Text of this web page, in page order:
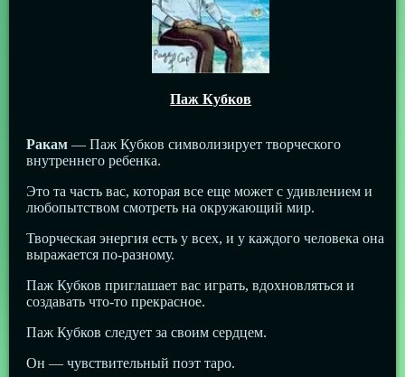
Паж Кубков
Ракам — Паж Кубков символизирует творческого
внутреннего ребенка.
Это та часть вас, которая все еще может с удивлением и
любопытством смотреть на окружающий мир.
Творческая энергия есть у всех, и у каждого человека она
выражается по-разному.
Паж Кубков приглашает вас играть, вдохновляться и
создавать что-то прекрасное.
Паж Кубков следует за своим сердцем.
Он — чувствительный поэт таро.